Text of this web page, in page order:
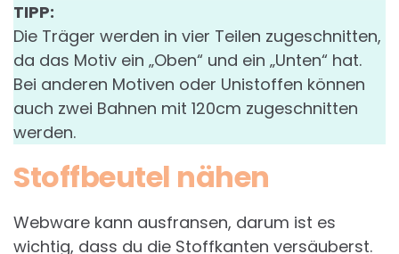
TIPP:
Die Träger werden in vier Teilen zugeschnitten,
da das Motiv ein „Oben“ und ein „Unten“ hat.
Bei anderen Motiven oder Unistoffen können
auch zwei Bahnen mit 120cm zugeschnitten
werden.
Stoffbeutel nähen
Webware kann ausfransen, darum ist es
wichtig, dass du die Stoffkanten versäuberst.